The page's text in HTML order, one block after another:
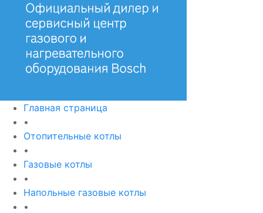
Главная страница
•
Отопительные котлы
•
Газовые котлы
•
Напольные газовые котлы
•